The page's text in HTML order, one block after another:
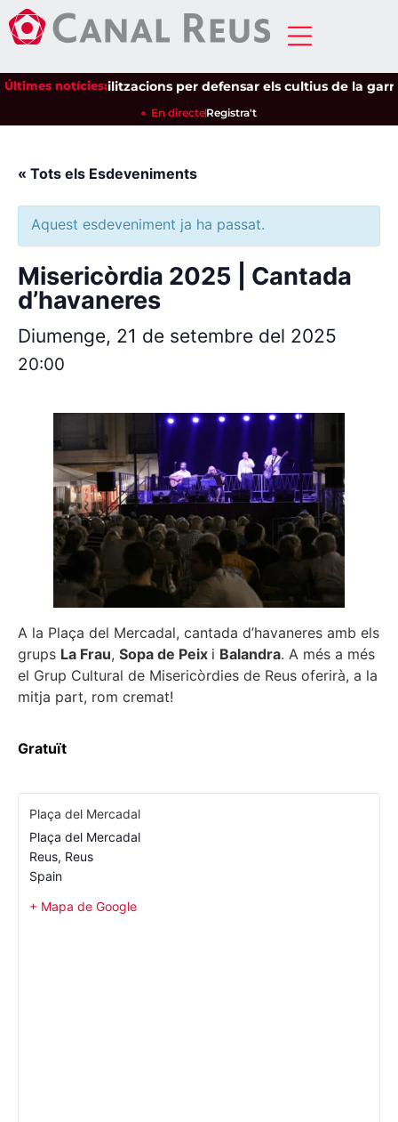
Últimes notícies:
a les mobilitzacions per defensar els cultius de la
En directeRegistra't
« Tots els Esdeveniments
Aquest esdeveniment ja ha passat.
Misericòrdia 2025 | Cantada
d’havaneres
Diumenge, 21 de setembre del 2025
20:00
A la Plaça del Mercadal, cantada d’havaneres amb els
grups La Frau, Sopa de Peix i Balandra. A més a més
el Grup Cultural de Misericòrdies de Reus oferirà, a la
mitja part, rom cremat!
Gratuït
Plaça del Mercadal
Plaça del Mercadal
Reus, Reus
Spain
+ Mapa de Google